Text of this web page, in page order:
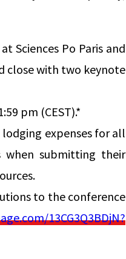
Sciences Po Paris and
close with two keynote
pm (CEST).*
expenses for all
when submitting their
to the conference
13CG3Q3BDjN?